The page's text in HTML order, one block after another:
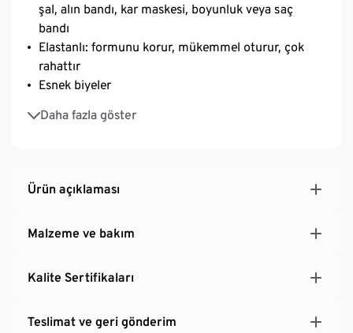
şal, alın bandı, kar maskesi, boyunluk veya saç
bandı
Elastanlı: formunu korur, mükemmel oturur, çok
rahattır
Esnek biyeler
Daha fazla göster
Rüzgarda veya soğukta outdoor sporları için ideal
Ürün açıklaması
Malzeme ve bakım
Kalite Sertifikaları
Teslimat ve geri gönderim